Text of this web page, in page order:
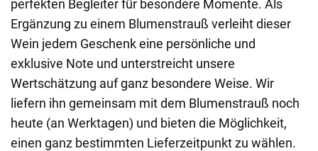
perfekten Begleiter für besondere Momente. Als
Ergänzung zu einem Blumenstrauß verleiht dieser
Wein jedem Geschenk eine persönliche und
exklusive Note und unterstreicht unsere
Wertschätzung auf ganz besondere Weise. Wir
liefern ihn gemeinsam mit dem Blumenstrauß noch
heute (an Werktagen) und bieten die Möglichkeit,
einen ganz bestimmten Lieferzeitpunkt zu wählen.